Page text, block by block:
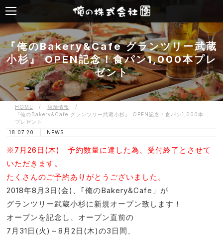
『俺のBakery&Cafe グランツリー武蔵
小杉』 OPEN記念！食パン1,000本プレ
ゼント
HOME / 店舗情報
/
『俺のBakery&Cafe グランツリー武蔵小杉』 OPEN記念！食パン1,000本
プレゼント
18.07.20 |
NEWS
※7月26日(木) 予約数量に達した為、受付終了とさせて
いただきます。
たくさんのご予約ありがとうございました。
2018年8月3日(金)、｢俺のBakery&Cafe」が
グランツリー武蔵小杉に新規オープン致します！
オープンを記念し、オープン直前の
7月31日(火)～8月2日(木)の3日間、